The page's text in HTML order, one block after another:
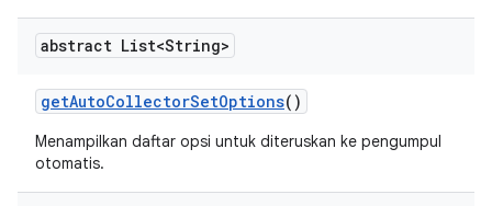
abstract List<String>
getAutoCollectorSetOptions()
Menampilkan daftar opsi untuk diteruskan ke pengumpul
otomatis.